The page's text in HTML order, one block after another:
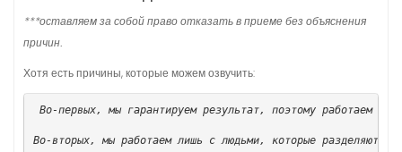
***оставляем за собой право отказать в приеме без объяснения
причин.
Хотя есть причины, которые можем озвучить:
Во-первых, мы гарантируем результат, поэтому работаем
Во-вторых, мы работаем лишь с людьми, которые разделяют